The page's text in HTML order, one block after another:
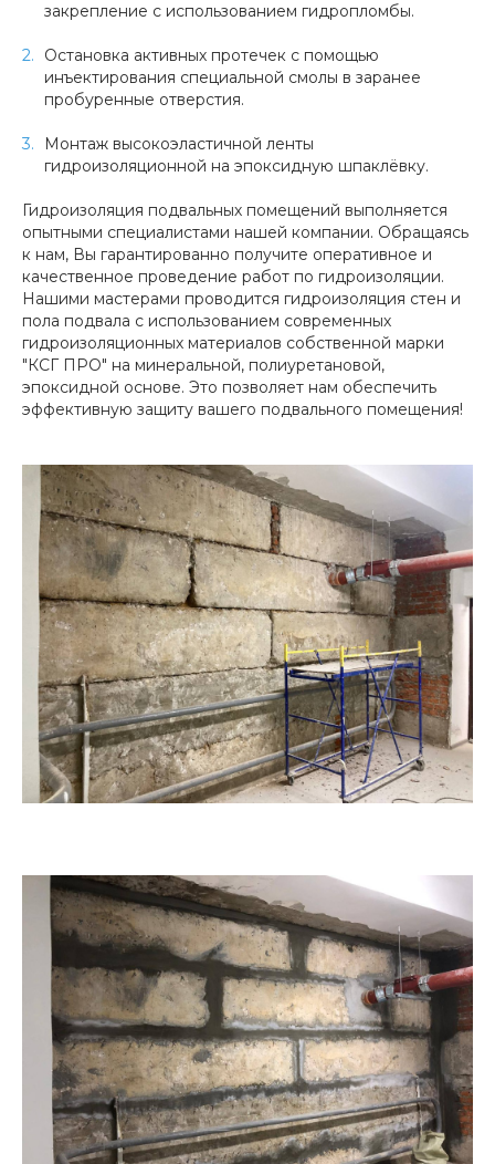
закрепление с использованием гидропломбы.
Остановка активных протечек с помощью
инъектирования специальной смолы в заранее
пробуренные отверстия.
Монтаж высокоэластичной ленты
гидроизоляционной на эпоксидную шпаклёвку.
Гидроизоляция подвальных помещений выполняется
опытными специалистами нашей компании. Обращаясь
к нам, Вы гарантированно получите оперативное и
качественное проведение работ по гидроизоляции.
Нашими мастерами проводится гидроизоляция стен и
пола подвала с использованием современных
гидроизоляционных материалов собственной марки
"КСГ ПРО" на минеральной, полиуретановой,
эпоксидной основе. Это позволяет нам обеспечить
эффективную защиту вашего подвального помещения!